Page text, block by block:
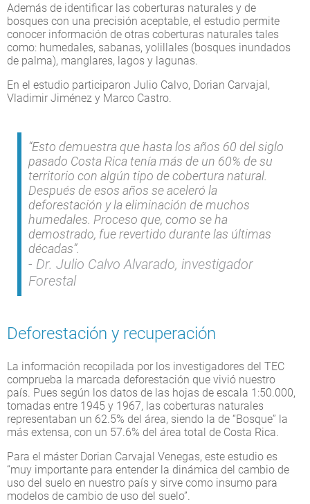
Además de identificar las coberturas naturales y de
bosques con una precisión aceptable, el estudio permite
conocer información de otras coberturas naturales tales
como: humedales, sabanas, yolillales (bosques inundados
de palma), manglares, lagos y lagunas.
En el estudio participaron Julio Calvo, Dorian Carvajal,
Vladimir Jiménez y Marco Castro.
“Esto demuestra que hasta los años 60 del siglo
pasado Costa Rica tenía más de un 60% de su
territorio con algún tipo de cobertura natural.
Después de esos años se aceleró la
deforestación y la eliminación de muchos
humedales. Proceso que, como se ha
demostrado, fue revertido durante las últimas
décadas”.
Dr. Julio Calvo Alvarado, investigador
Forestal
Deforestación y recuperación
La información recopilada por los investigadores del TEC
comprueba la marcada deforestación que vivió nuestro
país. Pues según los datos de las hojas de escala 1:50.000,
tomadas entre 1945 y 1967, las coberturas naturales
representaban un 62.5% del área, siendo la de “Bosque” la
más extensa, con un 57.6% del área total de Costa Rica.
Para el máster Dorian Carvajal Venegas, este estudio es
“muy importante para entender la dinámica del cambio de
uso del suelo en nuestro país y sirve como insumo para
modelos de cambio de uso del suelo”.